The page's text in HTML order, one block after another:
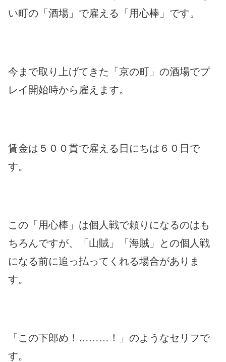
い町の「酒場」で雇える「用心棒」です。
今まで取り上げてきた「京の町」の酒場でプ
レイ開始時から雇えます。
賃金は５００貫で雇える日にちは６０日で
す。
この「用心棒」は個人戦で頼りになるのはも
ちろんですが、「山賊」「海賊」との個人戦
になる前に追っ払ってくれる場合がありま
す。
「この下郎め！………！」のようなセリフで
す。